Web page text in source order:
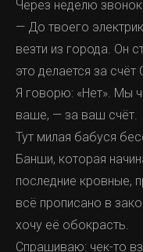
Через неделю
— До твоего
везти из города. Он
это делается за счёт
Я говорю: «Нет». Мы
ваше, — за ваш счёт.
Тут милая бабуся
Банши, которая
последние кровные,
всё прописано в
хочу её обокрасть.
Спрашиваю: чек-то